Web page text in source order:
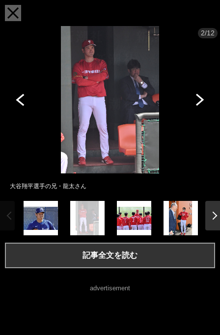
2/12
大谷翔平選手の兄・龍太さん
記事全文を読む
advertisement